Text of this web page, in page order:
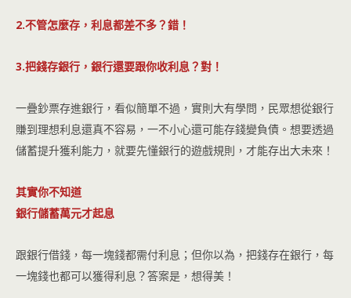
2.不管怎麼存，利息都差不多？錯！
3.把錢存銀行，銀行還要跟你收利息？對！
一疊鈔票存進銀行，看似簡單不過，實則大有學問，民眾想從銀行
賺到理想利息還真不容易，一不小心還可能存錢變負債。想要透過
儲蓄提升獲利能力，就要先懂銀行的遊戲規則，才能存出大未來！
其實你不知道
銀行儲蓄萬元才起息
跟銀行借錢，每一塊錢都需付利息；但你以為，把錢存在銀行，每
一塊錢也都可以獲得利息？答案是，想得美！